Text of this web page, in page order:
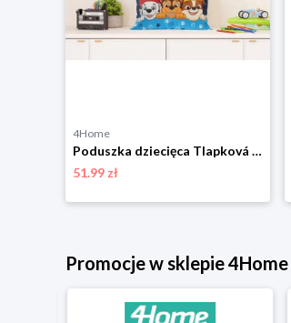
4Home
Poduszka dziecięca Tlapková Patrola, 40 x 40 cm 4-Home
51.99 zł
Promocje w sklepie 4Home